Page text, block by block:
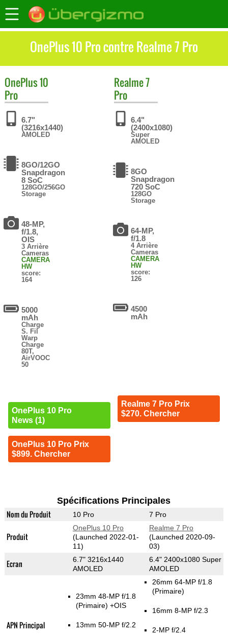
OnePlus 10 Pro contre Realme 7 Pro
OnePlus10
Pro
6.7"
(3216x1440)
AMOLED
8GO/12GO
Snapdragon
8 SoC
128GO/256GO
Storage
48-MP,
f/1.8,
OIS
3 Arrière
Cameras
CAMERA
HW
score:
164
5000
mAh
Charge
S. Fil
Warp
Charge
80T,
AirVOOC
50
OnePlus 10 Pro
News (1)
OnePlus 10 Pro Prix
$899. Chercher
Realme7
Pro
6.4"
(2400x1080)
Super
AMOLED
8GO
Snapdragon
720 SoC
128GO
Storage
64-MP,
f/1.8
4 Arrière
Cameras
CAMERA
HW
score:
126
4500
mAh
Realme 7 Pro Prix
$270. Chercher
Spécifications Principales
Nom du Produit 10 Pro 7 Pro
Produit
OnePlus 10 Pro
(Launched 2022-01-
11)
Realme 7 Pro
(Launched 2020-09-
03)
Ecran
6.7" 3216x1440
AMOLED
6.4" 2400x1080 Super
AMOLED
APN Principal
23mm 48-MP f/1.8
(Primaire) +OIS
13mm 50-MP f/2.2
26mm 64-MP f/1.8
(Primaire)
16mm 8-MP f/2.3
2-MP f/2.4